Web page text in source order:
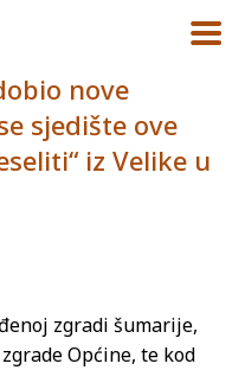
nove
sjedište ove
iz Velike u
zgradi šumarije,
Općine, te kod